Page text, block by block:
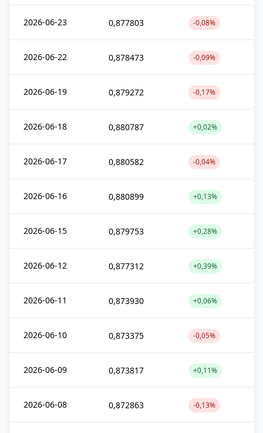
2026-06-23 0,877803 -0,08%
2026-06-22 0,878473 -0,09%
2026-06-19 0,879272 -0,17%
2026-06-18 0,880787 +0,02%
2026-06-17 0,880582 -0,04%
2026-06-16 0,880899 +0,13%
2026-06-15 0,879753 +0,28%
2026-06-12 0,877312 +0,39%
2026-06-11 0,873930 +0,06%
2026-06-10 0,873375 -0,05%
2026-06-09 0,873817 +0,11%
2026-06-08 0,872863 -0,13%